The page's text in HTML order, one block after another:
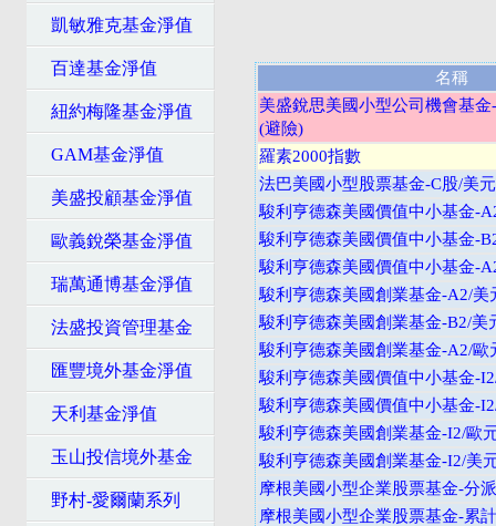
凱敏雅克基金淨值
百達基金淨值
紐約梅隆基金淨值
GAM基金淨值
美盛投顧基金淨值
歐義銳榮基金淨值
瑞萬通博基金淨值
法盛投資管理基金
匯豐境外基金淨值
天利基金淨值
玉山投信境外基金
野村-愛爾蘭系列
名稱
美盛銳思美國小型公司機會基
(避險)
羅素2000指數
法巴美國小型股票基金-C股/美元
駿利亨德森美國價值中小基金-
駿利亨德森美國價值中小基金-
駿利亨德森美國價值中小基金-
駿利亨德森美國創業基金-A2/美
駿利亨德森美國創業基金-B2/美
駿利亨德森美國創業基金-A2/歐
駿利亨德森美國價值中小基金-
駿利亨德森美國價值中小基金-
駿利亨德森美國創業基金-I2/歐
駿利亨德森美國創業基金-I2/美
摩根美國小型企業股票基金-分
摩根美國小型企業股票基金-累